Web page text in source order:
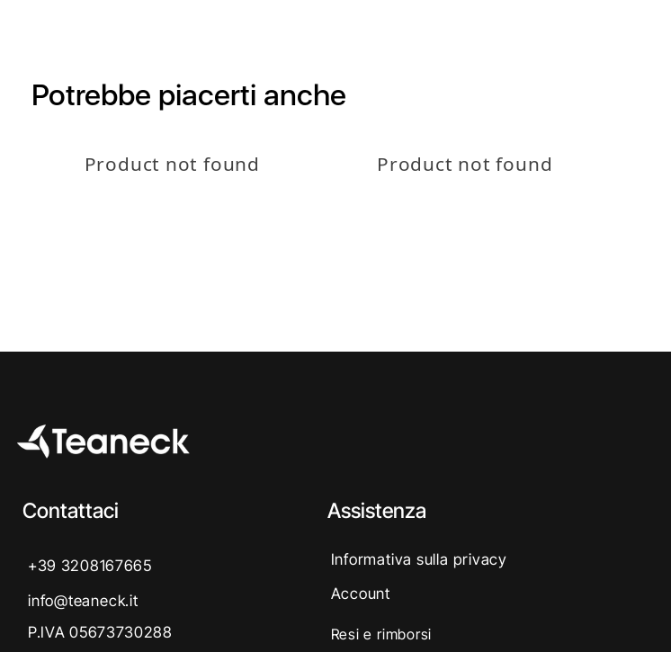
Potrebbe piacerti anche
Product not found Product not found
Contattaci
+39 3208167665
info@teaneck.it
P.IVA 05673730288
Assistenza
Informativa sulla privacy
Account
Resi e rimborsi